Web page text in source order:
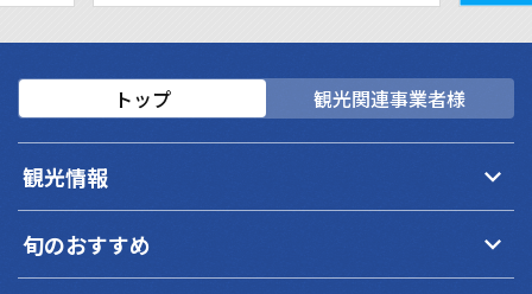
トップ 観光関連事業者様
観光情報 keyboard_arrow_down
旬のおすすめ keyboard_arrow_down